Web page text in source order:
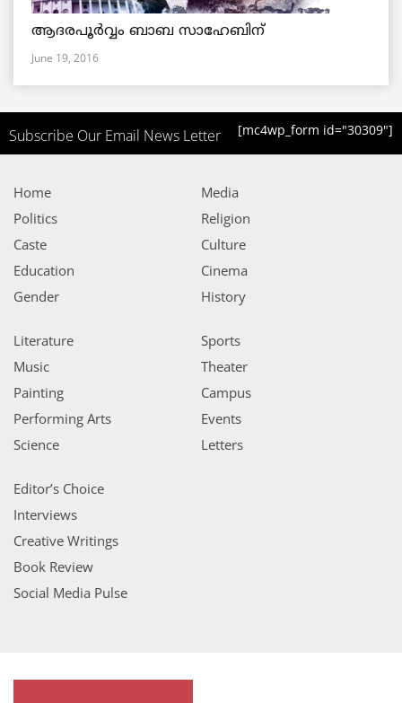
ആദരപൂര്‍വ്വം ബാബ സാഹേബിന്
June 19, 2016
Subscribe Our Email News Letter [mc4wp_form id="30309"]
Home
Politics
Caste
Education
Gender
Media
Religion
Culture
Cinema
History
Literature
Music
Painting
Performing Arts
Science
Sports
Theater
Campus
Events
Letters
Editor’s Choice
Interviews
Creative Writings
Book Review
Social Media Pulse